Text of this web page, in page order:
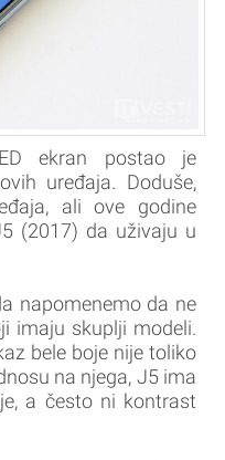
ekran postao je
uređaja. Doduše,
ali ove godine
(2017) da uživaju u
napomenemo da ne
imaju skuplji modeli.
bele boje nije toliko
na njega, J5 ima
a često ni kontrast